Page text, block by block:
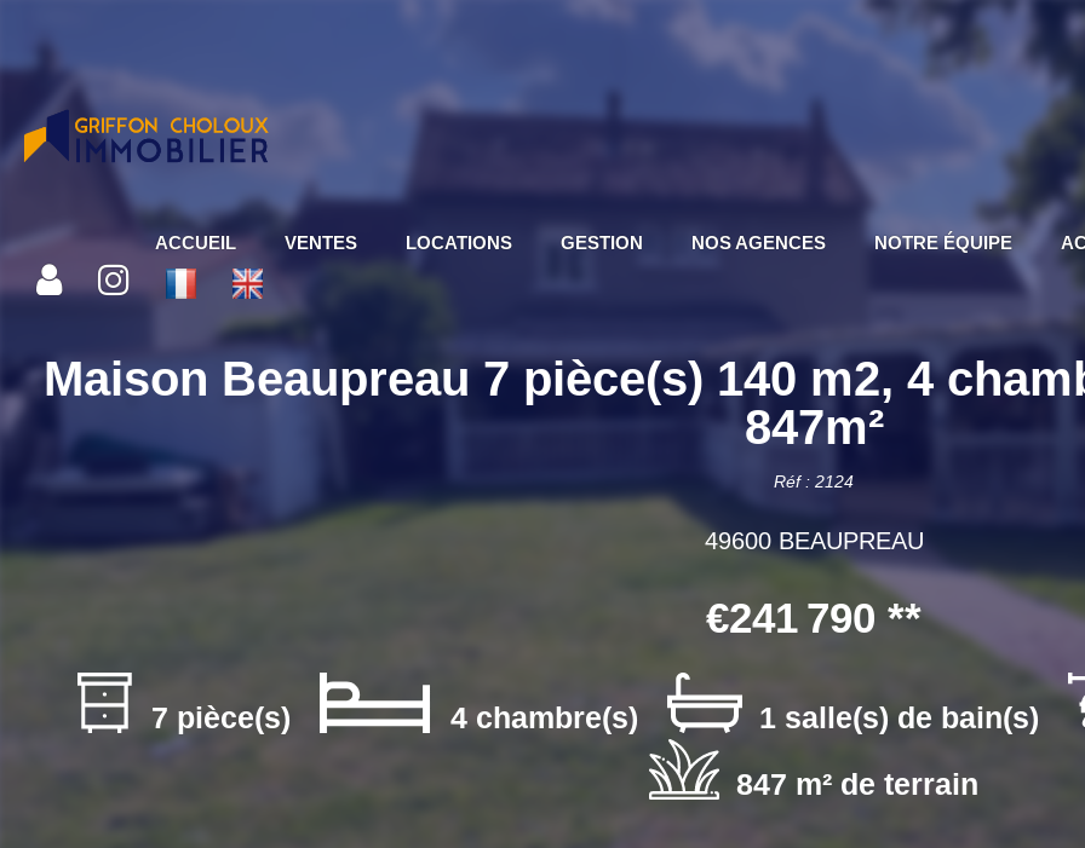
ACCUEIL VENTES LOCATIONS GESTION NOS AGENCES NOTRE ÉQUIPE
Maison Beaupreau 7 pièce(s) 140 m2, 4
847m²
Réf : 2124
49600 BEAUPREAU
€241 790 **
7 pièce(s) 4 chambre(s)
1 salle(s) de bain(s)
847 m² de terrain